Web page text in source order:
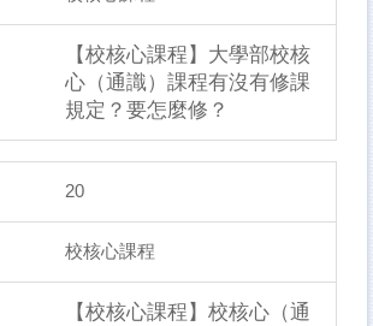
【校核心課程】大學部校核
心（通識）課程有沒有修課
規定？要怎麼修？
20
校核心課程
【校核心課程】校核心（通